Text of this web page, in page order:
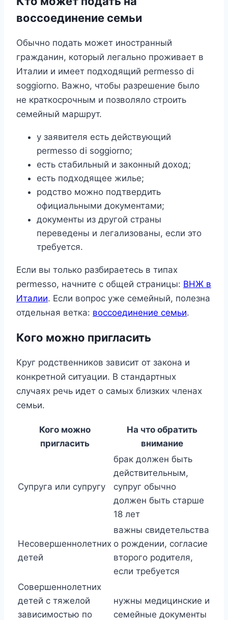
воссоединение семьи
Обычно подать может иностранный
гражданин, который легально проживает в
Италии и имеет подходящий permesso di
soggiorno. Важно, чтобы разрешение было
не краткосрочным и позволяло строить
семейный маршрут.
у заявителя есть действующий
permesso di soggiorno;
есть стабильный и законный доход;
есть подходящее жилье;
родство можно подтвердить
официальными документами;
документы из другой страны
переведены и легализованы, если это
требуется.
Если вы только разбираетесь в типах
permesso, начните с общей страницы: ВНЖ в
Италии. Если вопрос уже семейный, полезна
отдельная ветка: воссоединение семьи.
Кого можно пригласить
Круг родственников зависит от закона и
конкретной ситуации. В стандартных
случаях речь идет о самых близких членах
семьи.
Кого можно
пригласить
На что обратить
внимание
Супруга или супругу
брак должен быть
действительным,
супруг обычно
должен быть старше
18 лет
Несовершеннолетних
детей
важны свидетельства
о рождении, согласие
второго родителя,
если требуется
Совершеннолетних
детей с тяжелой
зависимостью по
нужны медицинские и
семейные документы